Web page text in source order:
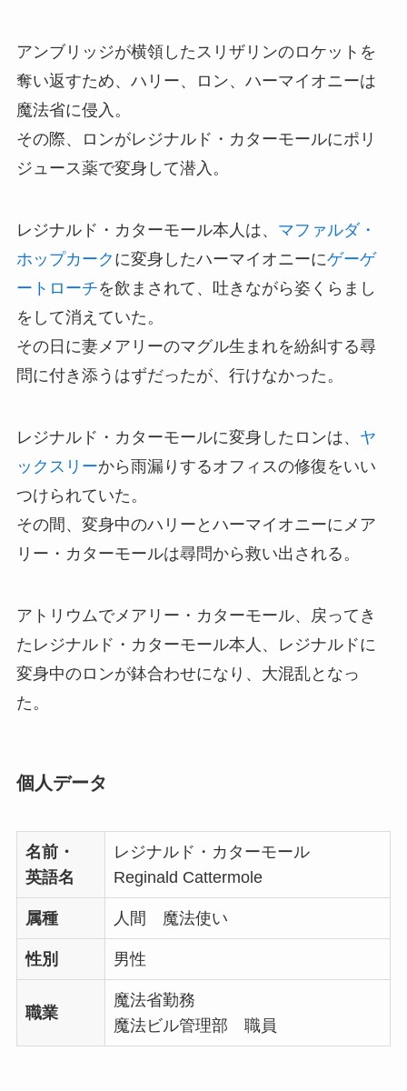
アンブリッジが横領したスリザリンのロケットを
奪い返すため、ハリー、ロン、ハーマイオニーは
魔法省に侵入。
その際、ロンがレジナルド・カターモールにポリ
ジュース薬で変身して潜入。
レジナルド・カターモール本人は、 マファルダ・
ホップカーク に変身したハーマイオニーにゲーゲ
ートローチを飲まされて、吐きながら姿くらまし
をして消えていた。
その日に妻メアリーのマグル生まれを紛糾する尋
問に付き添うはずだったが、行けなかった。
レジナルド・カターモールに変身したロンは、 ヤ
ックスリーから雨漏りするオフィスの修復をいい
つけられていた。
その間、変身中のハリーとハーマイオニーにメア
リー・カターモールは尋問から救い出される。
アトリウムでメアリー・カターモール、戻ってき
たレジナルド・カターモール本人、レジナルドに
変身中のロンが鉢合わせになり、大混乱となっ
た。
個人データ
名前・
英語名
レジナルド・カターモール
Reginald Cattermole
属種 人間 魔法使い
性別 男性
職業
魔法省勤務
魔法ビル管理部 職員